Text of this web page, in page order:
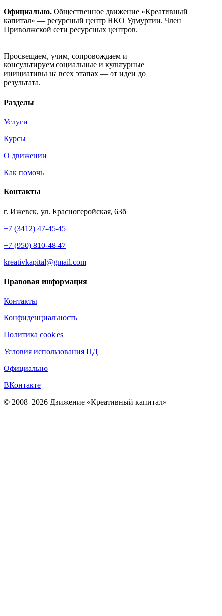
Официально. Общественное движение «Креативный
капитал» — ресурсный центр НКО Удмуртии. Член
Приволжской сети ресурсных центров.
Просвещаем, учим, сопровождаем и
консультируем социальные и культурные
инициативы на всех этапах — от идеи до
результата.
Разделы
Услуги
Курсы
О движении
Как помочь
Контакты
г. Ижевск, ул. Красногеройская, 63б
+7 (3412) 47-45-45
+7 (950) 810-48-47
kreativkapital@gmail.com
Правовая информация
Контакты
Конфиденциальность
Политика cookies
Условия использования ПД
Официально
ВКонтакте
© 2008–2026 Движение «Креативный капитал»